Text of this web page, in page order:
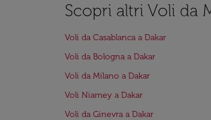
Scopri altri Voli da
Voli da Casablanca a Dakar
Voli da Bologna a Dakar
Voli da Milano a Dakar
Voli Niamey a Dakar
Voli da Ginevra a Dakar